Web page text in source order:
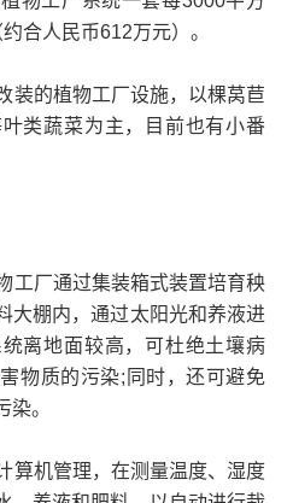
合人民币612万元）。
装的植物工厂设施，以棵莴苣
类蔬菜为主，目前也有小番
工厂通过集装箱式装置培育秧
大棚内，通过太阳光和养液进
离地面较高，可杜绝土壤病
物质的污染;同时，还可避免
。
算机管理，在测量温度、湿度